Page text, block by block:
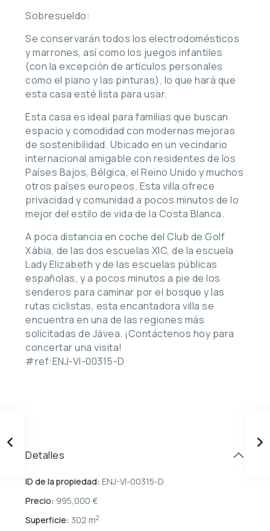
Sobresueldo:
Se conservarán todos los electrodomésticos
y marrones, así como los juegos infantiles
(con la excepción de artículos personales
como el piano y las pinturas), lo que hará que
esta casa esté lista para usar.
Esta casa es ideal para familias que buscan
espacio y comodidad con modernas mejoras
de sostenibilidad. Ubicado en un vecindario
internacional amigable con residentes de los
Países Bajos, Bélgica, el Reino Unido y muchos
otros países europeos. Esta villa ofrece
privacidad y comunidad a pocos minutos de lo
mejor del estilo de vida de la Costa Blanca.
A poca distancia en coche del Club de Golf
Xàbia, de las dos escuelas XIC, de la escuela
Lady Elizabeth y de las escuelas públicas
españolas, y a pocos minutos a pie de los
senderos para caminar por el bosque y las
rutas ciclistas, esta encantadora villa se
encuentra en una de las regiones más
solicitadas de Jávea. ¡Contáctenos hoy para
concertar una visita!
#ref:ENJ-VI-00315-D
Detalles
ID de la propiedad: ENJ-VI-00315-D
Precio: 995,000 €
Superficie: 302 m2